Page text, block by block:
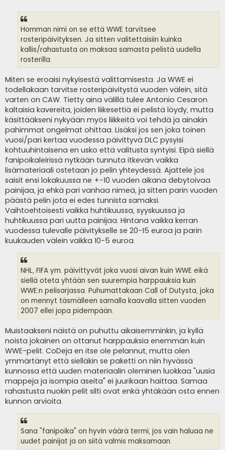
Homman nimi on se että WWE tarvitsee
rosteripäivityksen. Ja sitten valitettaisiin kuinka
kallis/rahastusta on maksaa samasta pelistä uudella
rosterilla.
Miten se eroaisi nykyisestä valittamisesta. Ja WWE ei
todellakaan tarvitse rosteripäivitystä vuoden välein, sitä
varten on CAW. Tietty aina välillä tulee Antonio Cesaron
kaltaisia kavereita, joiden liikesettiä ei pelistä löydy, mutta
käsittääkseni nykyään myös liikkeitä voi tehdä ja ainakin
pahimmat ongelmat ohittaa. Lisäksi jos sen joka toinen
vuosi/pari kertaa vuodessa päivittyvä DLC pysyisi
kohtuuhintaisena en usko että valitusta syntyisi. Eipä siellä
fanipoikaleirissä nytkään tunnuta itkevän vaikka
lisämateriaali ostetaan jo pelin yhteydessä. Ajattele jos
saisit ensi lokakuussa ne +-10 vuoden aikana debytoivaa
painijaa, ja ehkä pari vanhaa nimeä, ja sitten parin vuoden
päästä pelin jota ei edes tunnista samaksi.
Vaihtoehtoisesti vaikka huhtikuussa, syyskuussa ja
huhtikuussa pari uutta painijaa. Hintana vaikka kerran
vuodessa tulevalle päivitykselle se 20-15 euroa ja parin
kuukauden välein vaikka 10-5 euroa.
NHL, FIFA ym. päivittyvät joka vuosi aivan kuin WWE eikä
siellä oteta yhtään sen suurempia harppauksia kuin
WWE:n pelisarjassa. Puhumattakaan Call of Dutysta, joka
on mennyt täsmälleen samalla kaavalla sitten vuoden
2007 ellei jopa pidempään.
Muistaakseni näistä on puhuttu aikaisemminkin, ja kyllä
noista jokainen on ottanut harppauksia enemmän kuin
WWE-pelit. CoDeja en itse ole pelannut, mutta olen
ymmärtänyt että sielläkin se paketti on niin hyvässä
kunnossa että uuden materiaalin oleminen luokkaa "uusia
mappeja ja isompia aseita" ei juurikaan haittaa. Samaa
rahastusta nuokin pelit silti ovat enkä yhtäkään osta ennen
kunnon arvioita.
Sana "fanipoika" on hyvin väärä termi, jos vain haluaa ne
uudet painijat ja on siitä valmis maksamaan.